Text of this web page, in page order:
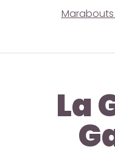
Marabouts
La